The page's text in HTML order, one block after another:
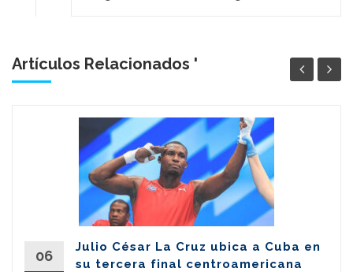
Artículos Relacionados '
06
Julio César La Cruz ubica a Cuba en
su tercera final centroamericana